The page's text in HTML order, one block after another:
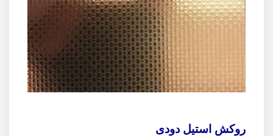
روکش استیل دودی